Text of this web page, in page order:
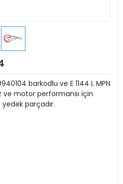
barkodlu ve E 1144 L MPN
ve motor performansı için
parçadır.